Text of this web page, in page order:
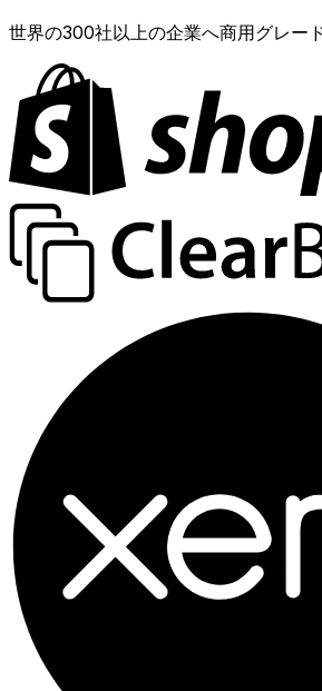
世界の300社以上の企業へ商用グレー